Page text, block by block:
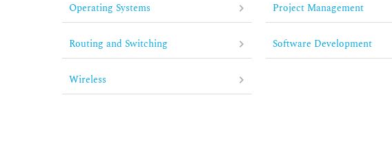
Operating Systems Project Management
Routing and Switching Software Development
Wireless